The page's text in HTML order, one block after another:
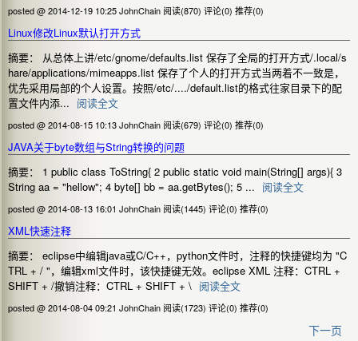
posted @ 2014-12-19 10:25 JohnChain 阅读(870) 评论(0) 推荐(0)
Linux修改Linux默认打开方式
摘要： 从总体上讲/etc/gnome/defaults.list 保存了全局的打开方式/.local/s
hare/applications/mimeapps.list 保存了个人的打开方式当两着不一致是，
优先采用局部的个人设置。按照/etc/..../default.list的格式往家目录下的配
置文件内添... 阅读全文
posted @ 2014-08-15 10:13 JohnChain 阅读(679) 评论(0) 推荐(0)
JAVA关于byte数组与String转换的问题
摘要： 1 public class ToString{ 2 public static void main(String[] args){ 3
String aa = "hellow"; 4 byte[] bb = aa.getBytes(); 5 ... 阅读全文
posted @ 2014-08-13 16:01 JohnChain 阅读(1445) 评论(0) 推荐(0)
XML快速注释
摘要： eclipse中编辑java或C/C++，python文件时，注释的快捷键均为 "C
TRL + / "，编辑xml文件时，该快捷键无效。eclipse XML 注释：CTRL +
SHIFT + /撤销注释：CTRL + SHIFT + \ 阅读全文
posted @ 2014-08-04 09:21 JohnChain 阅读(1723) 评论(0) 推荐(0)
下一页